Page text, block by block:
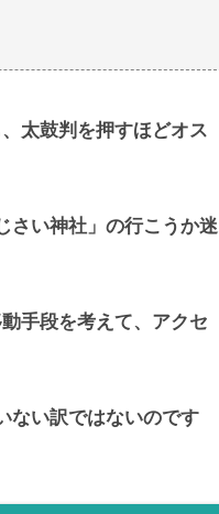
太鼓判を押すほどオス
さい神社」の行こうか迷
手段を考えて、アクセ
ない訳ではないのです